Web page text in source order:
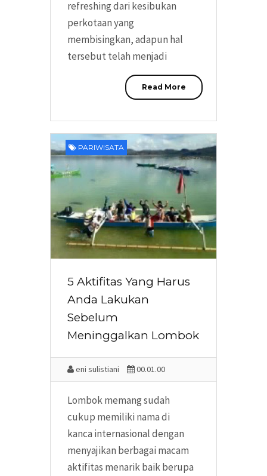
refreshing dari kesibukan
perkotaan yang
membisingkan, adapun hal
tersebut telah menjadi
Read More
PARIWISATA
5 Aktifitas Yang Harus
Anda Lakukan
Sebelum
Meninggalkan Lombok
eni sulistiani 00.01.00
Lombok memang sudah
cukup memiliki nama di
kanca internasional dengan
menyajikan berbagai macam
aktifitas menarik baik berupa